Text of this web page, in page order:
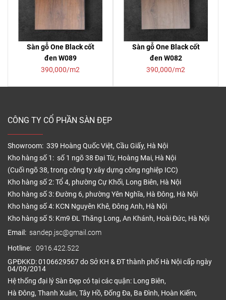
Sàn gỗ One Black cốt
đen W089
390,000/m2
Sàn gỗ One Black cốt
đen W082
390,000/m2
CÔNG TY CỔ PHẦN SÀN ĐẸP
Showroom: 339 Hoàng Quốc Việt, Cầu Giấy, Hà Nội
Kho hàng số 1: số 1 ngõ 38 Đại Từ, Hoàng Mai, Hà Nội
(Cuối ngõ 38, trong công ty xây dựng công nghiệp ICC)
Kho hàng số 2: Tổ 4, phường Cự Khối, Long Biên, Hà Nội
Kho hàng số 3: Đường 6, phường Yên Nghĩa, Hà Đông, Hà Nội
Kho hàng số 4: KCN Nguyên Khê, Đông Anh, Hà Nội
Kho hàng số 5: Km9 ĐL Thăng Long, An Khánh, Hoài Đức, Hà Nội
Email: sandep.jsc@gmail.com
Hotline: 0916.422.522
GPĐKKD: 0106629567 do Sở KH & ĐT thành phố Hà Nội cấp ngày
04/09/2014
Hệ thống đại lý Sàn Đẹp có tại các quận: Long Biên,
Hà Đông, Thanh Xuân, Tây Hồ, Đống Đa, Ba Đình, Hoàn Kiếm,